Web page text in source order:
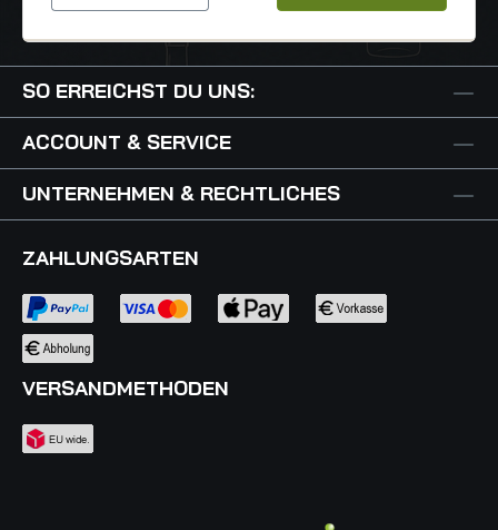
SO ERREICHST DU UNS:
ACCOUNT & SERVICE
UNTERNEHMEN & RECHTLICHES
ZAHLUNGSARTEN
VERSANDMETHODEN